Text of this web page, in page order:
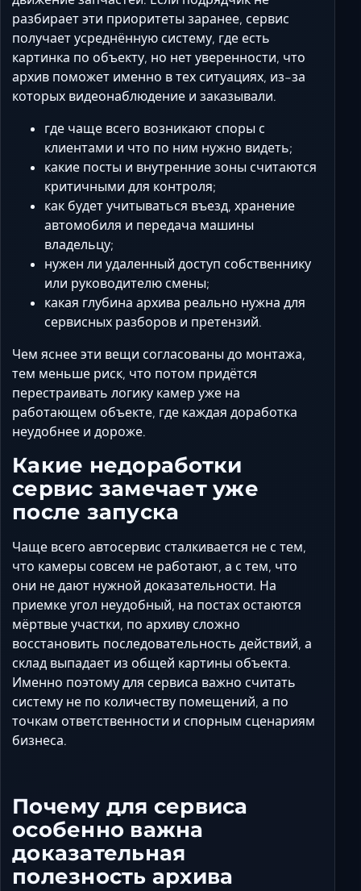
разбирает эти приоритеты заранее, сервис
получает усреднённую систему, где есть
картинка по объекту, но нет уверенности, что
архив поможет именно в тех ситуациях, из-за
которых видеонаблюдение и заказывали.
где чаще всего возникают споры с
клиентами и что по ним нужно видеть;
какие посты и внутренние зоны считаются
критичными для контроля;
как будет учитываться въезд, хранение
автомобиля и передача машины
владельцу;
нужен ли удаленный доступ собственнику
или руководителю смены;
какая глубина архива реально нужна для
сервисных разборов и претензий.
Чем яснее эти вещи согласованы до монтажа,
тем меньше риск, что потом придётся
перестраивать логику камер уже на
работающем объекте, где каждая доработка
неудобнее и дороже.
Какие недоработки
сервис замечает уже
после запуска
Чаще всего автосервис сталкивается не с тем,
что камеры совсем не работают, а с тем, что
они не дают нужной доказательности. На
приемке угол неудобный, на постах остаются
мёртвые участки, по архиву сложно
восстановить последовательность действий, а
склад выпадает из общей картины объекта.
Именно поэтому для сервиса важно считать
систему не по количеству помещений, а по
точкам ответственности и спорным сценариям
бизнеса.
Почему для сервиса
особенно важна
доказательная
полезность архива